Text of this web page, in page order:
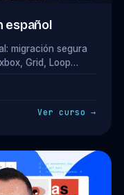
español
migración segura
Grid, Loop
Ver curso →